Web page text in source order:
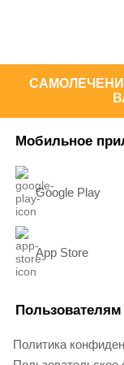
Мобильное
Google Play
App Store
Пользователям
Политика